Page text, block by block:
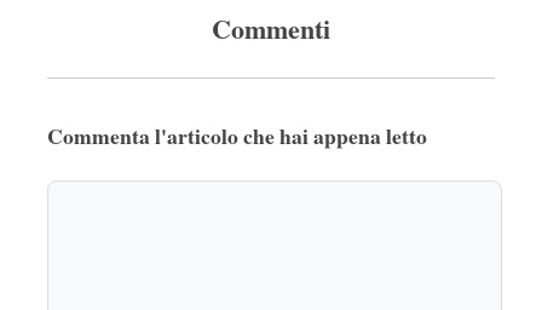
Commenti
Commenta l'articolo che hai appena letto